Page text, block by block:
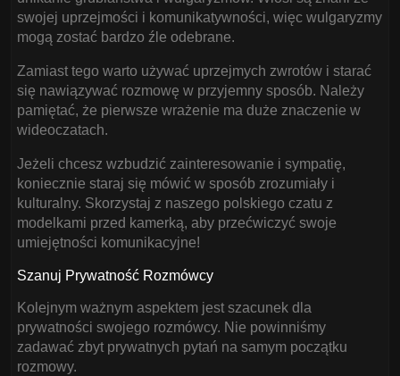
swojej uprzejmości i komunikatywności, więc wulgaryzmy
mogą zostać bardzo źle odebrane.
Zamiast tego warto używać uprzejmych zwrotów i starać
się nawiązywać rozmowę w przyjemny sposób. Należy
pamiętać, że pierwsze wrażenie ma duże znaczenie w
wideoczatach.
Jeżeli chcesz wzbudzić zainteresowanie i sympatię,
koniecznie staraj się mówić w sposób zrozumiały i
kulturalny. Skorzystaj z naszego polskiego czatu z
modelkami przed kamerką, aby przećwiczyć swoje
umiejętności komunikacyjne!
Szanuj Prywatność Rozmówcy
Kolejnym ważnym aspektem jest szacunek dla
prywatności swojego rozmówcy. Nie powinniśmy
zadawać zbyt prywatnych pytań na samym początku
rozmowy.